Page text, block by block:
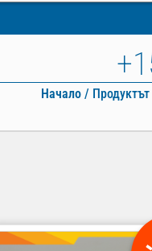
Начало/ Продуктът